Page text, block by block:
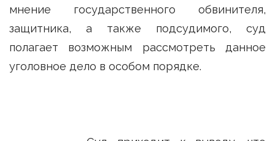
мнение государственного обвинителя,
защитника, а также подсудимого, суд
полагает возможным рассмотреть данное
уголовное дело в особом порядке.